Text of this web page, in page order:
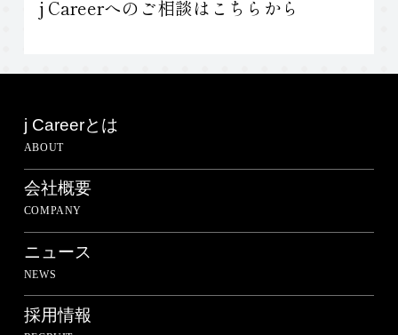
j Careerへのご相談はこちらから
j Careerとは
ABOUT
会社概要
COMPANY
ニュース
NEWS
採用情報